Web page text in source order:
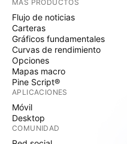
MÁS PRODUCTOS
Flujo de noticias
Carteras
Gráficos fundamentales
Curvas de rendimiento
Opciones
Mapas macro
Pine Script®
APLICACIONES
Móvil
Desktop
COMUNIDAD